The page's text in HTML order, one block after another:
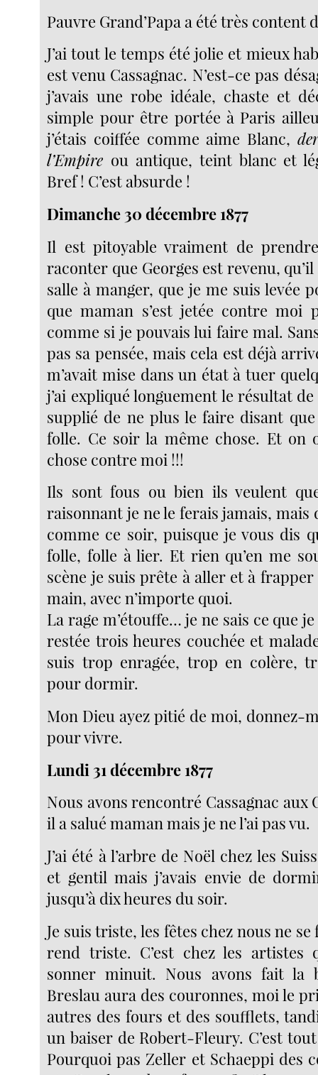
Pauvre Grand’Papa a été très content
J’ai tout le temps été jolie et mieux
est venu Cassagnac. N’est-ce pas
j’avais une robe idéale, chaste et
simple pour être portée à Paris
j’étais coiffée comme aime Blanc,
l’Empire ou antique, teint blanc et
Bref ! C’est absurde !
Dimanche 30 décembre 1877
Il est pitoyable vraiment de
raconter que Georges est revenu,
salle à manger, que je me suis levée
que maman s’est jetée contre moi
comme si je pouvais lui faire mal.
pas sa pensée, mais cela est déjà
m’avait mise dans un état à tuer
j’ai expliqué longuement le résultat de
supplié de ne plus le faire disant
folle. Ce soir la même chose. Et on
chose contre moi !!!
Ils sont fous ou bien ils veulent
raisonnant je ne le ferais jamais, mais
comme ce soir, puisque je vous dis
folle, folle à lier. Et rien qu’en me
scène je suis prête à aller et à
main, avec n’importe quoi.
La rage m’étouffe… je ne sais ce que
restée trois heures couchée et
suis trop enragée, trop en colère,
pour dormir.
Mon Dieu ayez pitié de moi, donnez-
pour vivre.
Lundi 31 décembre 1877
Nous avons rencontré Cassagnac aux
il a salué maman mais je ne l’ai pas vu.
J’ai été à l’arbre de Noël chez les
et gentil mais j’avais envie de
jusqu’à dix heures du soir.
Je suis triste, les fêtes chez nous ne
rend triste. C’est chez les artistes
sonner minuit. Nous avons fait la
Breslau aura des couronnes, moi le
autres des fours et des soufflets,
un baiser de Robert-Fleury. C’est
Pourquoi pas Zeller et Schaeppi des